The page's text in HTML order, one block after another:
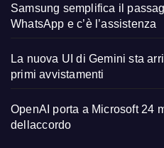
Samsung semplifica il
WhatsApp e c’è l’assistenza
La nuova UI di Gemini sta
primi avvistamenti
OpenAI porta a Microsoft 24
dellaccordo